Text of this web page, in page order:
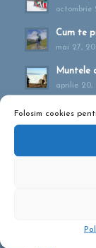
Folosim cookies
octombrie
Cum te
mai 27,
Muntele
aprilie 20,
februarie
Ce să